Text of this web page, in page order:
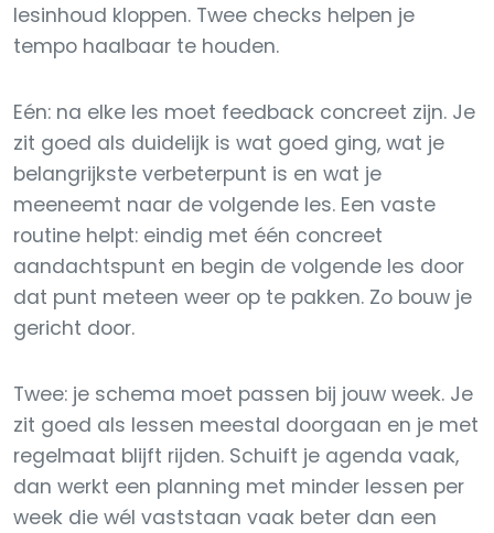
lesinhoud kloppen. Twee checks helpen je
tempo haalbaar te houden.
Eén: na elke les moet feedback concreet zijn. Je
zit goed als duidelijk is wat goed ging, wat je
belangrijkste verbeterpunt is en wat je
meeneemt naar de volgende les. Een vaste
routine helpt: eindig met één concreet
aandachtspunt en begin de volgende les door
dat punt meteen weer op te pakken. Zo bouw je
gericht door.
Twee: je schema moet passen bij jouw week. Je
zit goed als lessen meestal doorgaan en je met
regelmaat blijft rijden. Schuift je agenda vaak,
dan werkt een planning met minder lessen per
week die wél vaststaan vaak beter dan een